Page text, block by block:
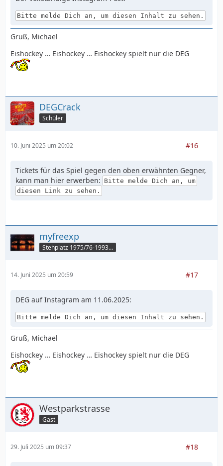
Bitte melde Dich an, um diesen Inhalt zu sehen.
Gruß, Michael
Eishockey … Eishockey … Eishockey spielt nur die DEG
DEGCrack
Schüler
10. Juni 2025 um 20:02 #16
Tickets für das Spiel gegen den oben erwähnten Gegner,
kann man hier erwerben: Bitte melde Dich an, um
diesen Link zu sehen.
myfreexp
Stehplatz 1975/76-1993/94
14. Juni 2025 um 20:59 #17
DEG auf Instagram am 11.06.2025:
Bitte melde Dich an, um diesen Inhalt zu sehen.
Gruß, Michael
Eishockey … Eishockey … Eishockey spielt nur die DEG
Westparkstrasse
Gast
29. Juli 2025 um 09:37 #18